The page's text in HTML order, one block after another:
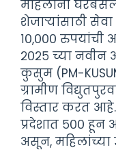
महिलांना
शेजाऱ्यांसाठी
१०,००० रुपयांची
२०२५ च्या नवीन
कुसुम (PM-
ग्रामीण
विस्तार करत आहे.
प्रदेशात ५०० हून
असून, महिलांच्या